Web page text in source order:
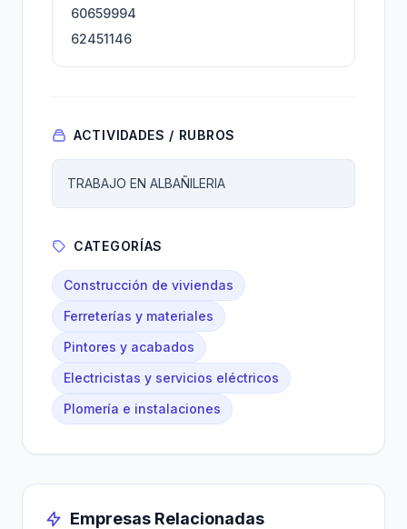
60659994
62451146
ACTIVIDADES / RUBROS
TRABAJO EN ALBAÑILERIA
CATEGORÍAS
Construcción de viviendas
Ferreterías y materiales
Pintores y acabados
Electricistas y servicios eléctricos
Plomería e instalaciones
Empresas Relacionadas